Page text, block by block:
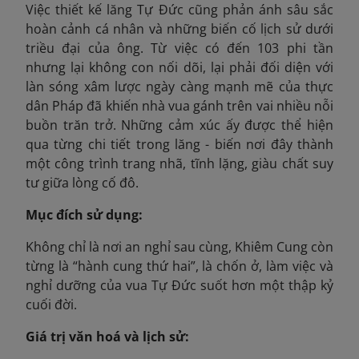
Việc thiết kế lăng Tự Đức cũng phản ánh sâu sắc
hoàn cảnh cá nhân và những biến cố lịch sử dưới
triều đại của ông. Từ việc có đến 103 phi tần
nhưng lại không con nối dõi, lại phải đối diện với
làn sóng xâm lược ngày càng mạnh mẽ của thực
dân Pháp đã khiến nhà vua gánh trên vai nhiều nỗi
buồn trăn trở. Những cảm xúc ấy được thể hiện
qua từng chi tiết trong lăng - biến nơi đây thành
một công trình trang nhã, tĩnh lặng, giàu chất suy
tư giữa lòng cố đô.
Mục đích sử dụng:
Không chỉ là nơi an nghỉ sau cùng, Khiêm Cung còn
từng là “hành cung thứ hai”, là chốn ở, làm việc và
nghỉ dưỡng của vua Tự Đức suốt hơn một thập kỷ
cuối đời.
Giá trị văn hoá và lịch sử: